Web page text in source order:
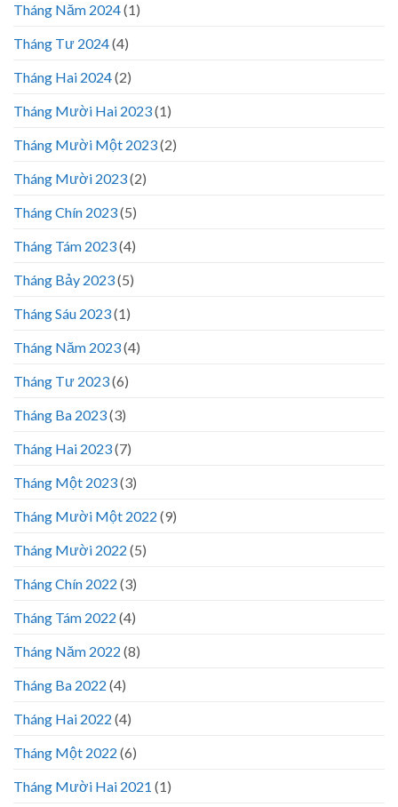
Tháng Năm 2024(1)
Tháng Tư 2024(4)
Tháng Hai 2024(2)
Tháng Mười Hai 2023(1)
Tháng Mười Một 2023(2)
Tháng Mười 2023(2)
Tháng Chín 2023(5)
Tháng Tám 2023(4)
Tháng Bảy 2023(5)
Tháng Sáu 2023(1)
Tháng Năm 2023(4)
Tháng Tư 2023(6)
Tháng Ba 2023(3)
Tháng Hai 2023(7)
Tháng Một 2023(3)
Tháng Mười Một 2022 (9)
Tháng Mười 2022 (5)
Tháng Chín 2022 (3)
Tháng Tám 2022 (4)
Tháng Năm 2022 (8)
Tháng Ba 2022 (4)
Tháng Hai 2022 (4)
Tháng Một 2022 (6)
Tháng Mười Hai 2021 (1)